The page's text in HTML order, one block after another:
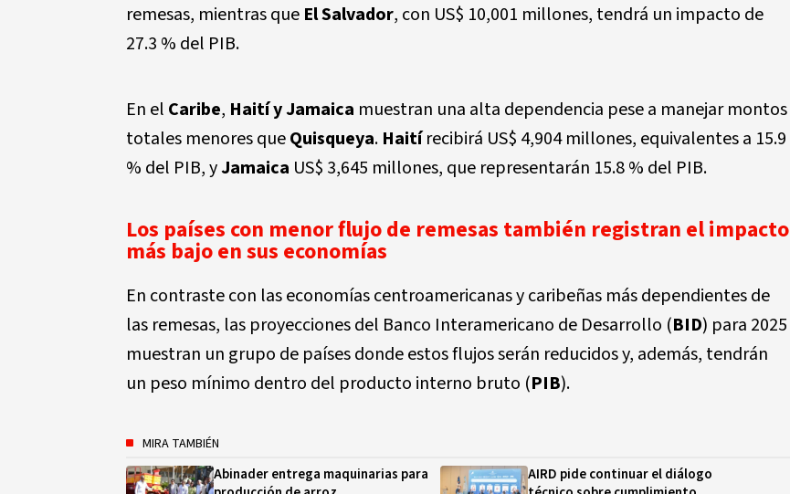
remesas, mientras que El Salvador, con US$ 10,001 millones, tendrá un impacto de
27.3 % del PIB.
En el Caribe, Haití y Jamaica muestran una alta dependencia pese a manejar montos
totales menores queQuisqueya. Haitírecibirá US$ 4,904 millones, equivalentes a 15.9
% del PIB, yJamaica US$ 3,645 millones, que representarán 15.8 % del PIB.
Los países con menor flujo de remesas también registran el impacto
más bajo en sus economías
En contraste con las economías centroamericanas y caribeñas más dependientes de
las remesas, las proyecciones del Banco Interamericano de Desarrollo (BID) para 2025
muestran un grupo de países donde estos flujos serán reducidos y, además, tendrán
un peso mínimo dentro del producto interno bruto (PIB).
MIRA TAMBIÉN
Abinader entrega maquinarias para
AIRD pide continuar el diálogo